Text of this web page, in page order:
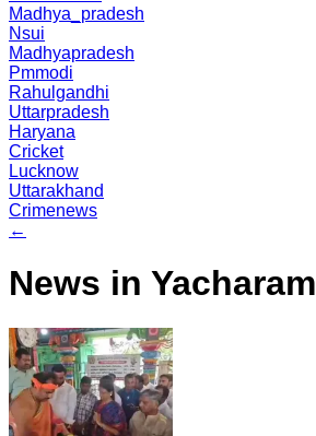
Madhya_pradesh
Nsui
Madhyapradesh
Pmmodi
Rahulgandhi
Uttarpradesh
Haryana
Cricket
Lucknow
Uttarakhand
Crimenews
←
News in Yacharam